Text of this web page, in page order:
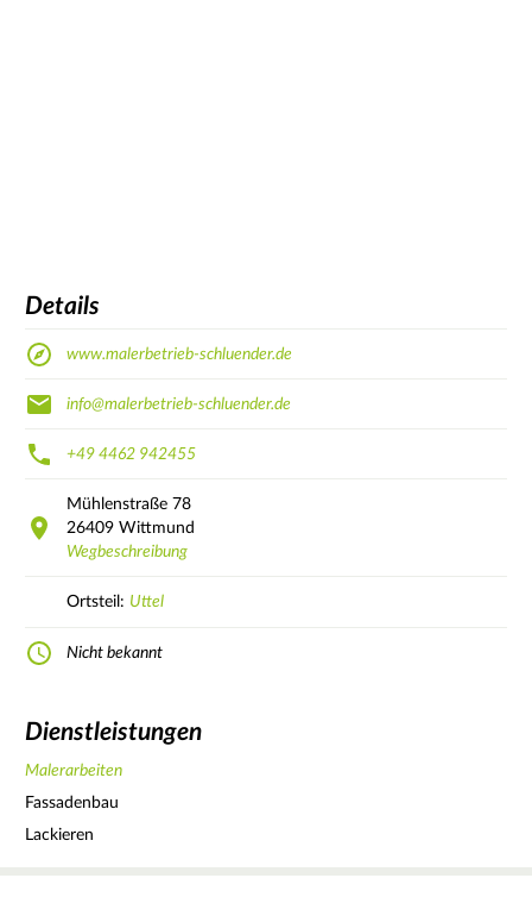
Details
www.malerbetrieb-schluender.de
info@malerbetrieb-schluender.de
+49 4462 942455
Mühlenstraße 78
26409 Wittmund
Wegbeschreibung
Ortsteil: Uttel
Nicht bekannt
Dienstleistungen
Malerarbeiten
Fassadenbau
Lackieren